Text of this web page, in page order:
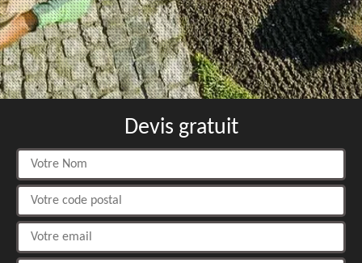
Devis gratuit